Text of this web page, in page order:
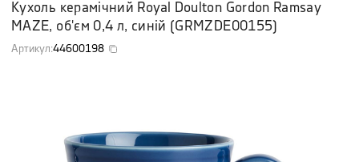
Кухоль керамічний Royal Doulton Gordon Ramsay
MAZE, об'єм 0,4 л, синій (GRMZDE00155)
Артикул:44600198